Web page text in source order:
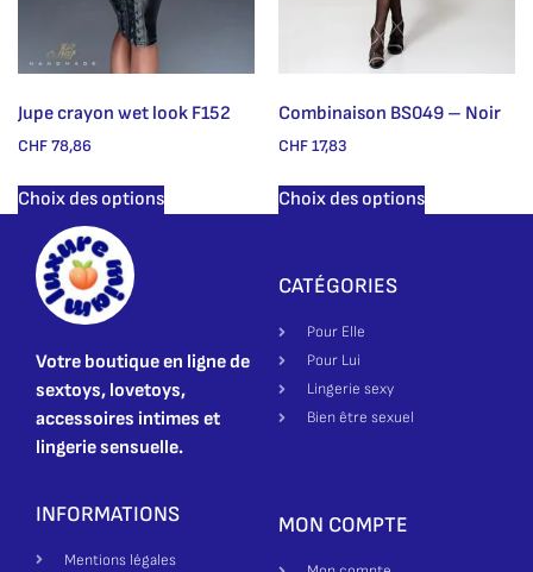
Jupe crayon wet look F152
CHF78,86
Choix des options
Combinaison BS049 – Noir
CHF17,83
Choix des options
Votre boutique en ligne de
sextoys, lovetoys,
accessoires intimes et
lingerie sensuelle.
CATÉGORIES
Pour Elle
Pour Lui
Lingerie sexy
Bien être sexuel
INFORMATIONS
Mentions légales
MON COMPTE